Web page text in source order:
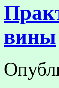
вины